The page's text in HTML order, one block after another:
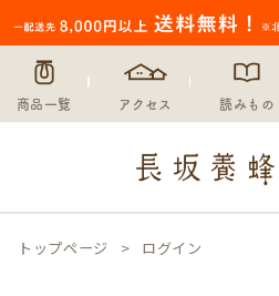
商品一覧 アクセス 読みもの
トップページ ログイン